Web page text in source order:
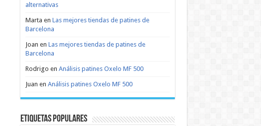
alternativas
Marta en Las mejores tiendas de patines de
Barcelona
Joan en Las mejores tiendas de patines de
Barcelona
Rodrigo en Análisis patines Oxelo MF 500
Juan en Análisis patines Oxelo MF 500
Etiquetas populares